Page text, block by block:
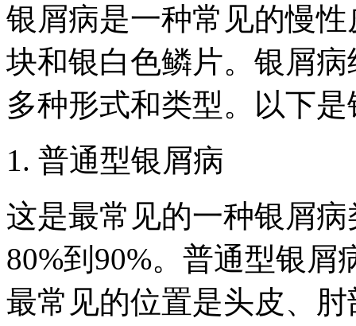
银屑病是一种常见的慢
块和银白色鳞片。银屑
多种形式和类型。以下
1. 普通型银屑病
这是最常见的一种银屑
80%到90%。普通型银
最常见的位置是头皮、